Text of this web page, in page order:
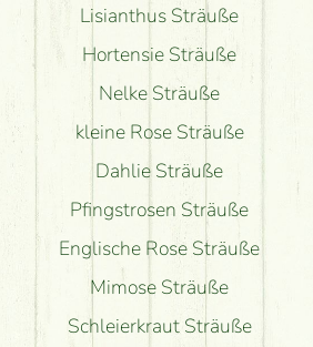
Lisianthus Sträuße
Hortensie Sträuße
Nelke Sträuße
kleine Rose Sträuße
Dahlie Sträuße
Pfingstrosen Sträuße
Englische Rose Sträuße
Mimose Sträuße
Schleierkraut Sträuße